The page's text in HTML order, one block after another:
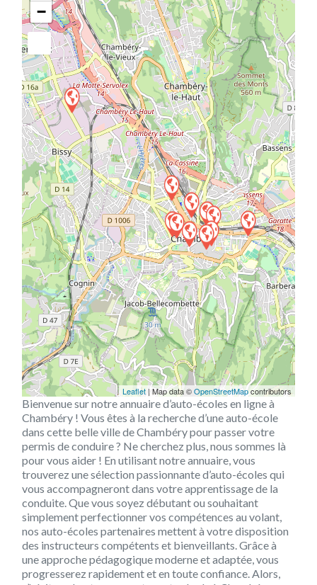
−
Leaflet | Map data ©OpenStreetMapcontributors
Bienvenue sur notre annuaire d’auto-écoles en ligne à
Chambéry ! Vous êtes à la recherche d’une auto-école
dans cette belle ville de Chambéry pour passer votre
permis de conduire ? Ne cherchez plus, nous sommes là
pour vous aider ! En utilisant notre annuaire, vous
trouverez une sélection passionnante d’auto-écoles qui
vous accompagneront dans votre apprentissage de la
conduite. Que vous soyez débutant ou souhaitant
simplement perfectionner vos compétences au volant,
nos auto-écoles partenaires mettent à votre disposition
des instructeurs compétents et bienveillants. Grâce à
une approche pédagogique moderne et adaptée, vous
progresserez rapidement et en toute confiance. Alors,